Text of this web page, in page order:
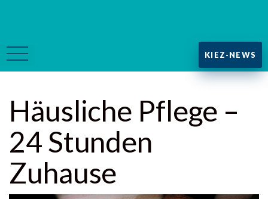
KIEZ-NEWS
Häusliche Pflege –
24 Stunden
Zuhause